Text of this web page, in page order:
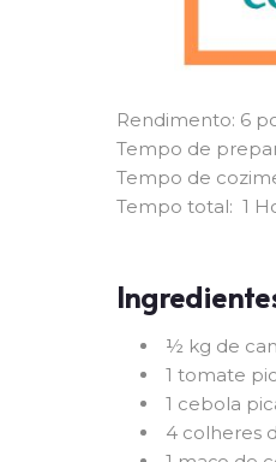
Rendimento: 6
Tempo de
Tempo de
Tempo total: 1
½ kg de
1 tomate
1 cebola
4 colheres